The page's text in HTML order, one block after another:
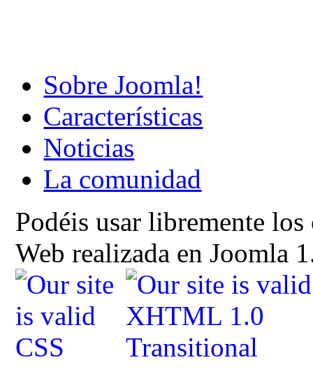
Sobre Joomla!
Características
Noticias
La comunidad
Podéis usar libremente
Web realizada en Joomla